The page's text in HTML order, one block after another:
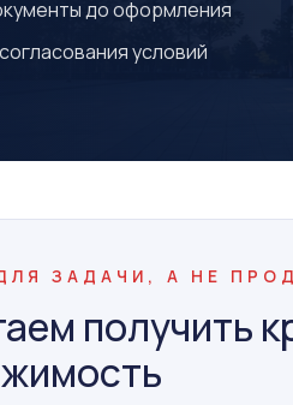
до оформления
условий
ЗАДАЧИ, А НЕ
получить